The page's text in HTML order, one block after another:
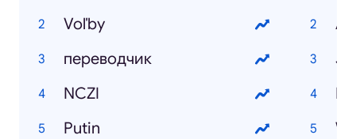
Voľby
переводчик
NCZI
Putin